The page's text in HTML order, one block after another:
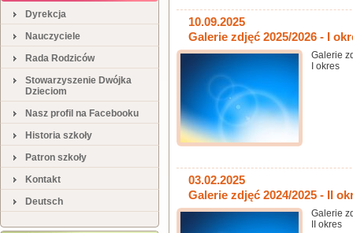
Dyrekcja
Nauczyciele
Rada Rodziców
Stowarzyszenie Dwójka
Dzieciom
Nasz profil na Facebooku
Historia szkoły
Patron szkoły
Kontakt
Deutsch
10.09.2025
Galerie zdjęć 2025/2026 - I
Galerie
I okres
03.02.2025
Galerie zdjęć 2024/2025 - II
Galerie
II okres